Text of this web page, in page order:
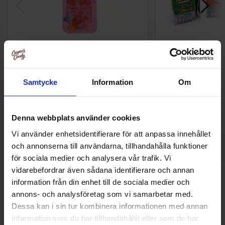
Samtycke Information Om
Denna webbplats använder cookies
Vi använder enhetsidentifierare för att anpassa innehållet
och annonserna till användarna, tillhandahålla funktioner
för sociala medier och analysera vår trafik. Vi
vidarebefordrar även sådana identifierare och annan
information från din enhet till de sociala medier och
annons- och analysföretag som vi samarbetar med.
Dessa kan i sin tur kombinera informationen med annan
information som du har tillhandahållit eller som de har
Funny Candy Smoothie Candy 20g
12.90 kr
Funny Candy
Andre kunne lide